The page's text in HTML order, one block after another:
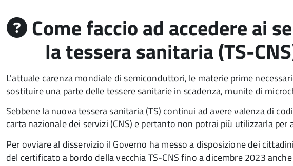
Come faccio ad accedere ai
la tessera sanitaria (TS-
L'attuale carenza mondiale di semiconduttori, le materie prime
sostituire una parte delle tessere sanitarie in scadenza, munite di
Sebbene la nuova tessera sanitaria (TS) continui ad avere valenza di
carta nazionale dei servizi (CNS) e pertanto non potrai più utilizzarla
Per ovviare al disservizio il Governo ha messo a disposizione dei
del certificato a bordo della vecchia TS-CNS fino a dicembre 2023